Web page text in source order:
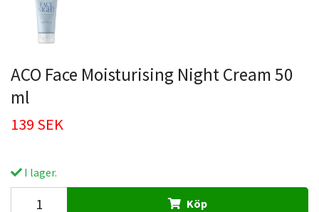
ACO Face Moisturising Night Cream 50
ml
139 SEK
I lager.
Köp